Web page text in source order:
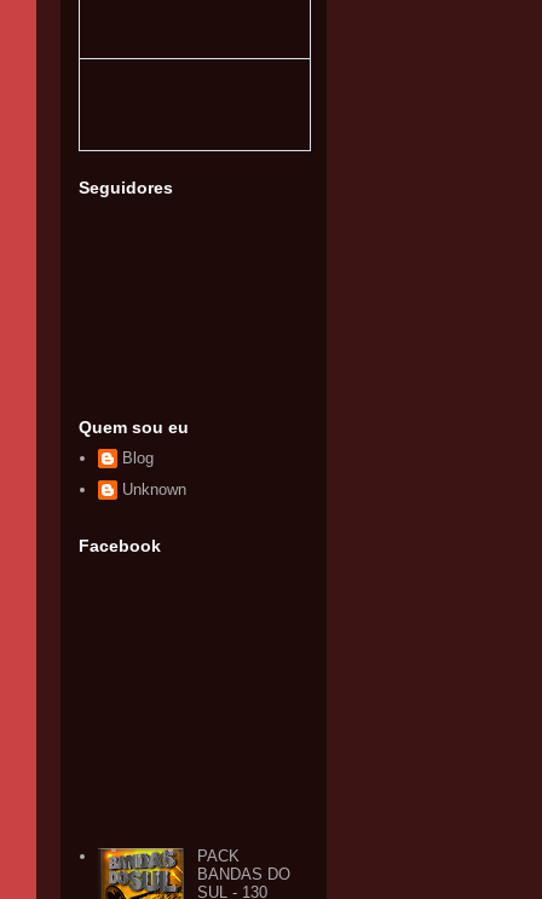
Seguidores
Quem sou eu
Blog
Unknown
Facebook
PACK
BANDAS DO
SUL - 130